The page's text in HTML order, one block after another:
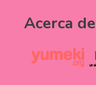
Acerca de